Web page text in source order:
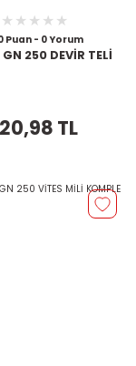
Puan - 0 Yorum
GN 250 DEVİR TELİ
TL